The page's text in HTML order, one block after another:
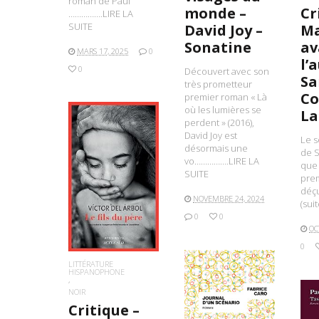
…………….LIRE LA
SUITE
MARS 17, 2025
0
0
monde –
David Joy –
Sonatine
Découvert avec son
très prometteur
premier roman « Là
où les lumières se
perdent » (2016),
David Joy est
désormais une
vo…………….LIRE LA
SUITE
NOVEMBRE 24, 2024
0
0
Le
de
que
0
LIRE LA SUITE
LITTÉRATURE
HISPANOPHONE
NOIR
Critique –